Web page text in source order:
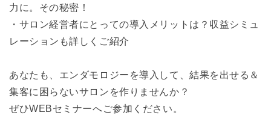
力に。その秘密！
・サロン経営者にとっての導入メリットは？収益シミュ
レーションも詳しくご紹介
あなたも、エンダモロジーを導入して、結果を出せる＆
集客に困らないサロンを作りませんか？
ぜひWEBセミナーへご参加ください。